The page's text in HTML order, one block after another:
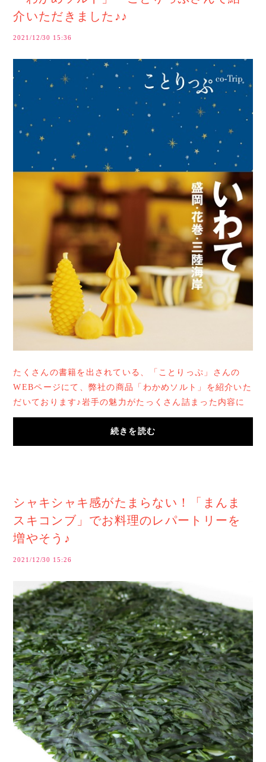
介いただきました♪♪
2021/12/30 15:36
たくさんの書籍を出されている、「ことりっぷ」さんの
WEBページにて、弊社の商品「わかめソルト」を紹介いた
だいております♪岩手の魅力がたっくさん詰まった内容に
なっていますので、ぜひご覧くださいね♪取り上げ...
続きを読む
シャキシャキ感がたまらない！「まんま
スキコンブ」でお料理のレパートリーを
増やそう♪
2021/12/30 15:26